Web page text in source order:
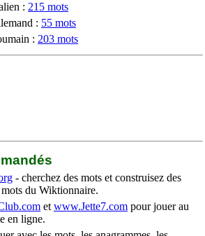
: 215 mots
: 55 mots
: 203 mots
- cherchez des mots et construisez des
du Wiktionnaire.
et www.Jette7.com pour jouer au
en ligne.